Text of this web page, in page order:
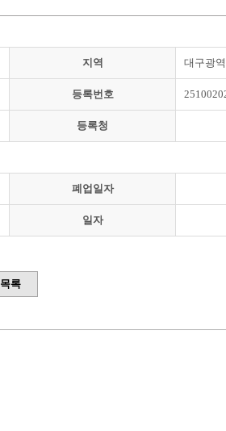
지역 대구광
등록번호
등록청
폐업일자
일자
목록